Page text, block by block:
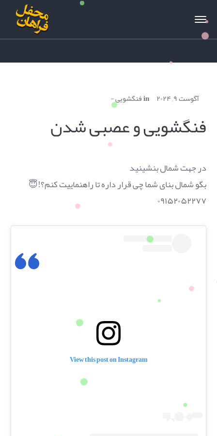
آگوست ۹, ۲۰۲۴ inفنگشویی
فنگشویی و عصبی شدن
در جهت شمال بنشینید
بگو شمال بنای شما چی قرار داره تا راهنماییت کنم؟!😇
۰۹۱۵۲۰۵۲۲۷۷
View this post on Instagram